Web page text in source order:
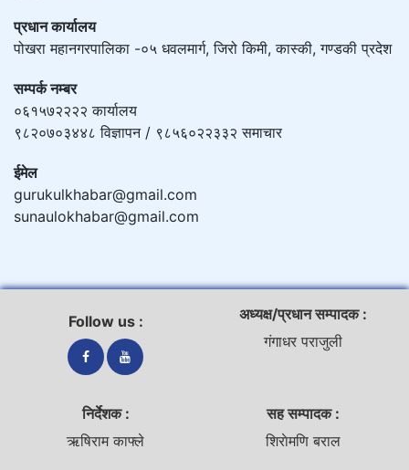
प्रधान कार्यालय
पोखरा महानगरपालिका -०५ धवलमार्ग, जिरो किमी, कास्की, गण्डकी प्रदेश
सम्पर्क नम्बर
०६१५७२२२२ कार्यालय
९८२०७०३४४८ विज्ञापन / ९८५६०२२३३२ समाचार
ईमेल
gurukulkhabar@gmail.com
sunaulokhabar@gmail.com
Follow us :
अध्यक्ष/प्रधान सम्पादक :
गंगाधर पराजुली
निर्देशक :
ऋषिराम काफ्ले
सह सम्पादक :
शिराेमणि बराल